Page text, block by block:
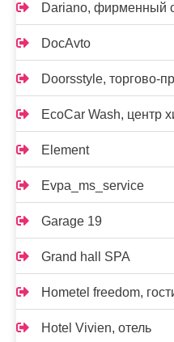
Dariano, фирменный
DocAvto
Doorsstyle, торгово-
EcoCar Wash, центр
Element
Evpa_ms_service
Garage 19
Grand hall SPA
Hometel freedom,
Hotel Vivien, отель